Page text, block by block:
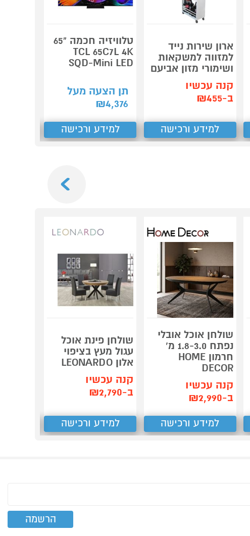
ארון שירות נייד
למזווה למשקאות
ושימורי מזון אביעם
קנה עכשיו
ב-₪455
למידע ורכישה
טלוויזיה חכמה "65
TCL 65C7L 4K
SQD-Mini LED
תן הצעה מעל
4,376
₪
למידע ורכישה
שולחן אוכל אובלי
נפתח 1.8-3.0 מ'
חרמון HOME
DECOR
קנה עכשיו
ב-₪2,990
למידע ורכישה
שולחן פינת אוכל
עגול מעץ בציפוי
אלון LEONARDO
קנה עכשיו
ב-₪2,790
למידע ורכישה